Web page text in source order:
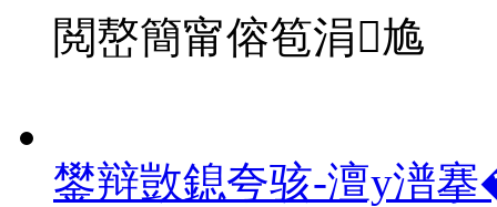
閲嶅簡甯傛笣涓尯
鐢辩敳鎴夸骇-澶у潽